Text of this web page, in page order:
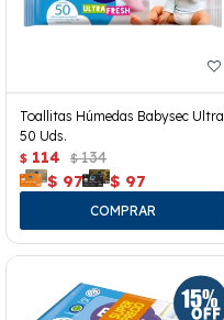
Toallitas Húmedas Babysec Ultra
50 Uds.
$ 114 $ 134
$ 97 $ 97